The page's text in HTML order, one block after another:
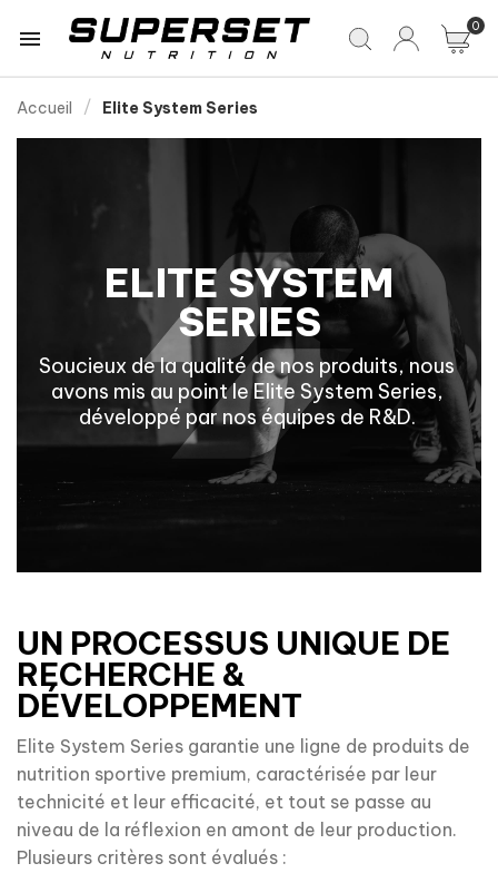
 0
Accueil Elite System Series
ELITE SYSTEM
SERIES
Soucieux de la qualité de nos produits, nous
avons mis au point le Elite System Series,
développé par nos équipes de R&D.
UN PROCESSUS UNIQUE DE
RECHERCHE &
DÉVELOPPEMENT
Elite System Series garantie une ligne de produits de
nutrition sportive premium, caractérisée par leur
technicité et leur efficacité, et tout se passe au
niveau de la réflexion en amont de leur production.
Plusieurs critères sont évalués :